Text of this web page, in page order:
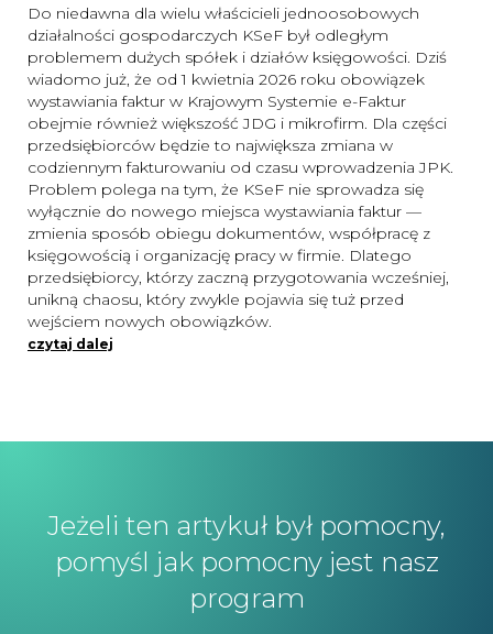
Do niedawna dla wielu właścicieli jednoosobowych
działalności gospodarczych KSeF był odległym
problemem dużych spółek i działów księgowości. Dziś
wiadomo już, że od 1 kwietnia 2026 roku obowiązek
wystawiania faktur w Krajowym Systemie e-Faktur
obejmie również większość JDG i mikrofirm. Dla części
przedsiębiorców będzie to największa zmiana w
codziennym fakturowaniu od czasu wprowadzenia JPK.
Problem polega na tym, że KSeF nie sprowadza się
wyłącznie do nowego miejsca wystawiania faktur —
zmienia sposób obiegu dokumentów, współpracę z
księgowością i organizację pracy w firmie. Dlatego
przedsiębiorcy, którzy zaczną przygotowania wcześniej,
unikną chaosu, który zwykle pojawia się tuż przed
wejściem nowych obowiązków.
czytaj dalej
Jeżeli ten artykuł był pomocny,
pomyśl jak pomocny jest nasz
program